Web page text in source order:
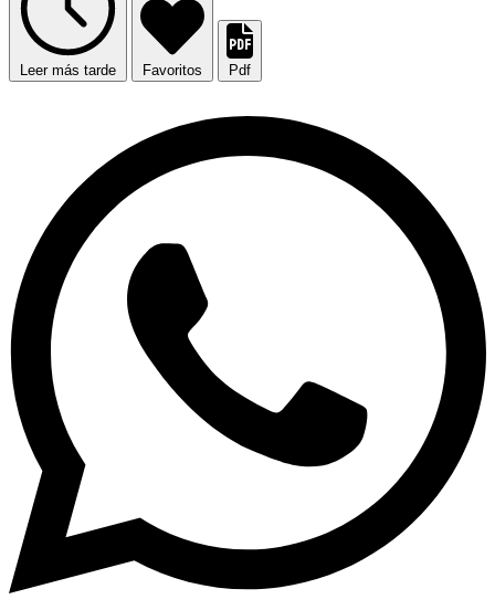
Leer más tarde Favoritos Pdf